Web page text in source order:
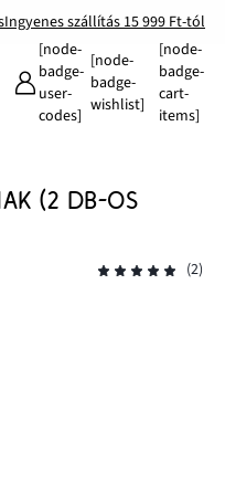
Ingyenes szállítás 15 999 Ft-tól
[node-
badge-
user-
codes]
[node-
badge-
wishlist]
[node-
badge-
cart-
items]
(2 DB-OS
(2)